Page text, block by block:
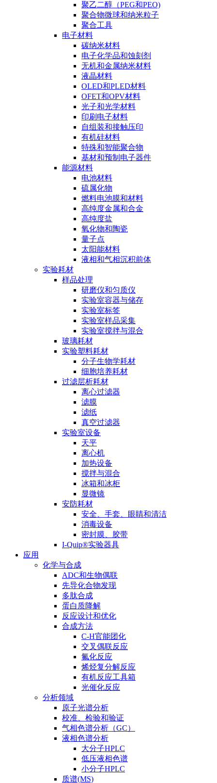
聚乙二醇（PEG和PEO)
聚合物微球和纳米粒子
聚合工具
电子材料
碳纳米材料
电子化学品和蚀刻剂
无机和金属纳米材料
液晶材料
OLED和PLED材料
OFET和OPV材料
光子和光学材料
印刷电子材料
自组装和接触压印
有机硅材料
特殊和智能聚合物
基材和预制电子器件
能源材料
电池材料
硫属化物
燃料电池膜和材料
高纯度金属和合金
高纯度盐
氧化物和陶瓷
量子点
太阳能材料
液相和气相沉积前体
实验耗材
样品处理
研磨仪和匀质仪
实验室容器与储存
实验室标签
实验室样品采集
实验室搅拌与混合
玻璃耗材
实验塑料耗材
分子生物学耗材
细胞培养耗材
过滤层析耗材
离心过滤器
滤膜
滤纸
真空过滤器
实验室设备
天平
离心机
加热设备
搅拌与混合
冰箱和冰柜
显微镜
安防耗材
安全、手套、眼睛和清洁
消毒设备
密封膜、胶带
I-Quip®️实验器具
应用
化学与合成
ADC和生物偶联
先导化合物发现
多肽合成
蛋白质降解
反应设计和优化
合成方法
C-H官能团化
交叉偶联反应
氟化反应
烯烃复分解反应
有机反应工具箱
光催化反应
分析领域
原子光谱分析
校准、检验和验证
气相色谱分析（GC）
液相色谱分析
大分子HPLC
低压液相色谱
小分子HPLC
质谱(MS)